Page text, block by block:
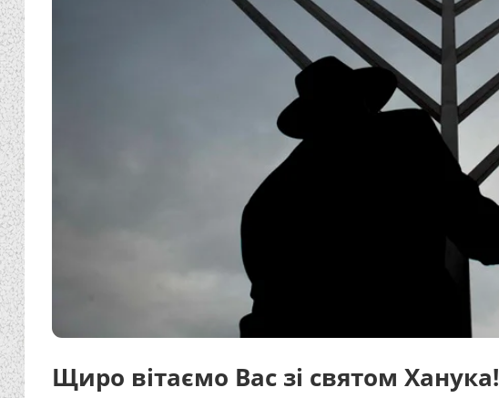
Щиро вітаємо Вас зі святом Ханука!